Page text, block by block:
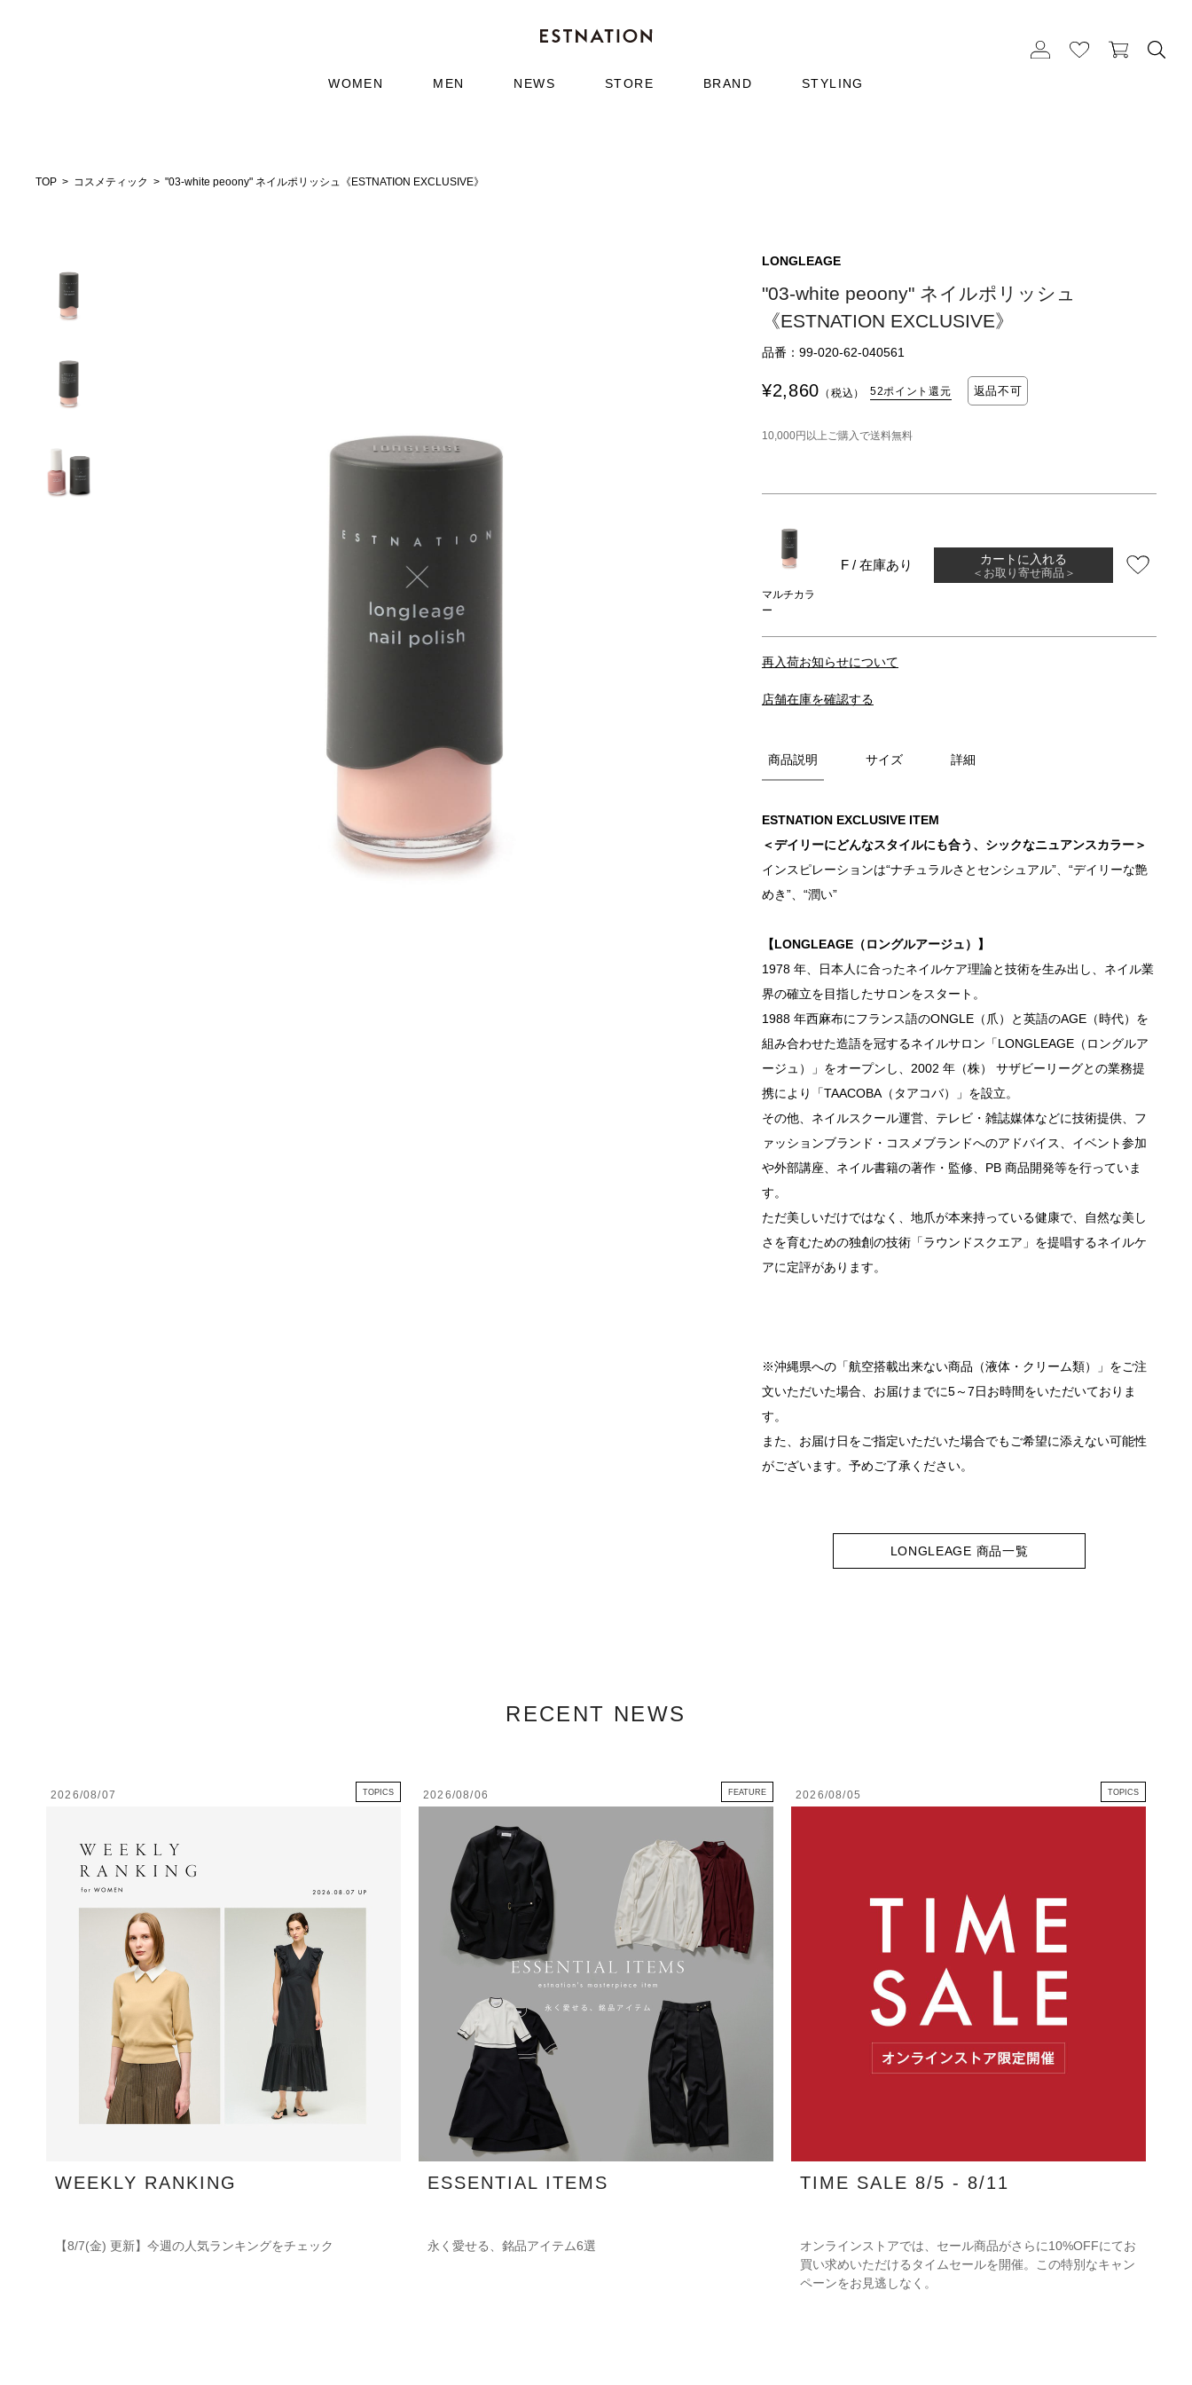
WOMEN MEN NEWS STORE BRAND STYLING
TOP コスメティック "03-white peoony" ネイルポリッシュ《ESTNATION EXCLUSIVE》
LONGLEAGE
"03-white peoony" ネイルポリッシュ
《ESTNATION EXCLUSIVE》
品番：99-020-62-040561
¥2,860 （税込） 52ポイント還元 返品不可
10,000円以上ご購入で送料無料
マルチカラ
ー
F / 在庫あり カートに入れる
＜お取り寄せ商品＞
再入荷お知らせについて
店舗在庫を確認する
商品説明 サイズ 詳細
ESTNATION EXCLUSIVE ITEM
＜デイリーにどんなスタイルにも合う、シックなニュアンスカラー＞
インスピレーションは“ナチュラルさとセンシュアル”、“デイリーな艶
めき”、“潤い”
【LONGLEAGE（ロングルアージュ）】
1978 年、日本人に合ったネイルケア理論と技術を生み出し、ネイル業
界の確立を目指したサロンをスタート。
1988 年西麻布にフランス語のONGLE（爪）と英語のAGE（時代）を
組み合わせた造語を冠するネイルサロン「LONGLEAGE（ロングルア
ージュ）」をオープンし、2002 年（株） サザビーリーグとの業務提
携により「TAACOBA（タアコバ）」を設立。
その他、ネイルスクール運営、テレビ・雑誌媒体などに技術提供、フ
ァッションブランド・コスメブランドへのアドバイス、イベント参加
や外部講座、ネイル書籍の著作・監修、PB 商品開発等を行っていま
す。
ただ美しいだけではなく、地爪が本来持っている健康で、自然な美し
さを育むための独創の技術「ラウンドスクエア」を提唱するネイルケ
アに定評があります。
※沖縄県への「航空搭載出来ない商品（液体・クリーム類）」をご注
文いただいた場合、お届けまでに5～7日お時間をいただいておりま
す。
また、お届け日をご指定いただいた場合でもご希望に添えない可能性
がございます。予めご了承ください。
LONGLEAGE 商品一覧
RECENT NEWS
2026/08/07 TOPICS
WEEKLY RANKING
【8/7(金) 更新】今週の人気ランキングをチェック
2026/08/06 FEATURE
ESSENTIAL ITEMS
永く愛せる、銘品アイテム6選
2026/08/05 TOPICS
TIME SALE 8/5 - 8/11
オンラインストアでは、セール商品がさらに10%OFFにてお
買い求めいただけるタイムセールを開催。この特別なキャン
ペーンをお見逃しなく。